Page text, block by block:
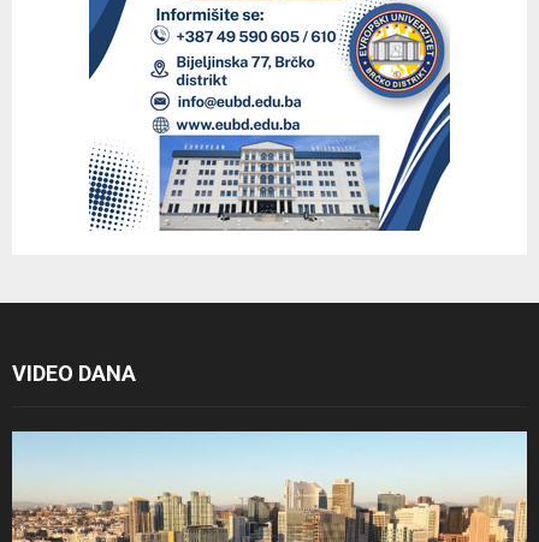
VIDEO DANA